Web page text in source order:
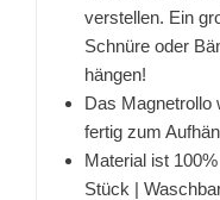
verstellen. Ein
Schnüre oder
hängen!
Das Magnetrollo
fertig zum
Material ist
Stück |